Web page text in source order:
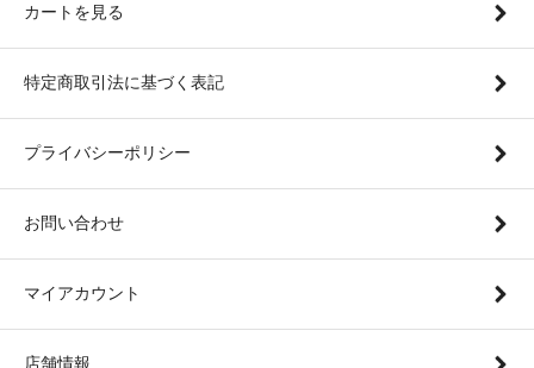
カートを見る
特定商取引法に基づく表記
プライバシーポリシー
お問い合わせ
マイアカウント
店舗情報